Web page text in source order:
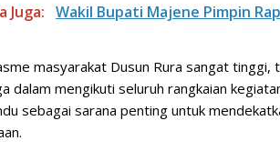
Juga: Wakil Bupati Majene Pimpin
masyarakat Dusun Rura sangat
dalam mengikuti seluruh rangkaian
sebagai sarana penting untuk